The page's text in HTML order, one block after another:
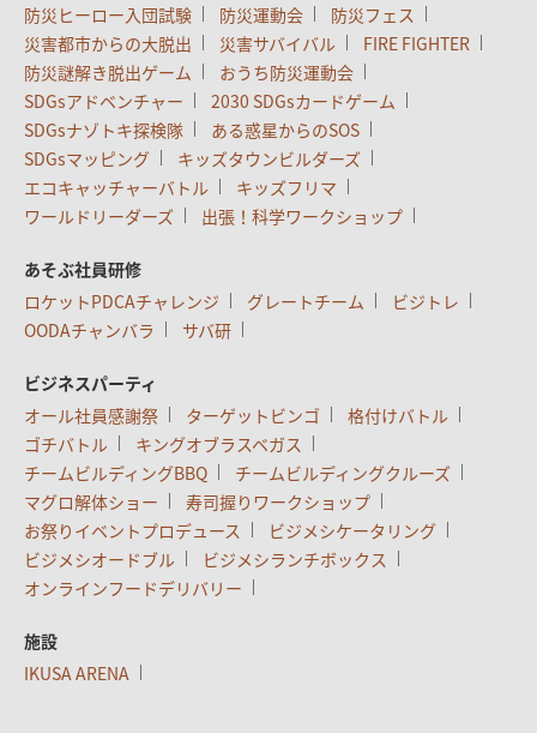
防災ヒーロー入団試験
防災運動会
防災フェス
災害都市からの大脱出
災害サバイバル
FIRE FIGHTER
防災謎解き脱出ゲーム
おうち防災運動会
SDGsアドベンチャー
2030 SDGsカードゲーム
SDGsナゾトキ探検隊
ある惑星からのSOS
SDGsマッピング
キッズタウンビルダーズ
エコキャッチャーバトル
キッズフリマ
ワールドリーダーズ
出張！科学ワークショップ
あそぶ社員研修
ロケットPDCAチャレンジ
グレートチーム
ビジトレ
OODAチャンバラ
サバ研
ビジネスパーティ
オール社員感謝祭
ターゲットビンゴ
格付けバトル
ゴチバトル
キングオブラスベガス
チームビルディングBBQ
チームビルディングクルーズ
マグロ解体ショー
寿司握りワークショップ
お祭りイベントプロデュース
ビジメシケータリング
ビジメシオードブル
ビジメシランチボックス
オンラインフードデリバリー
施設
IKUSA ARENA